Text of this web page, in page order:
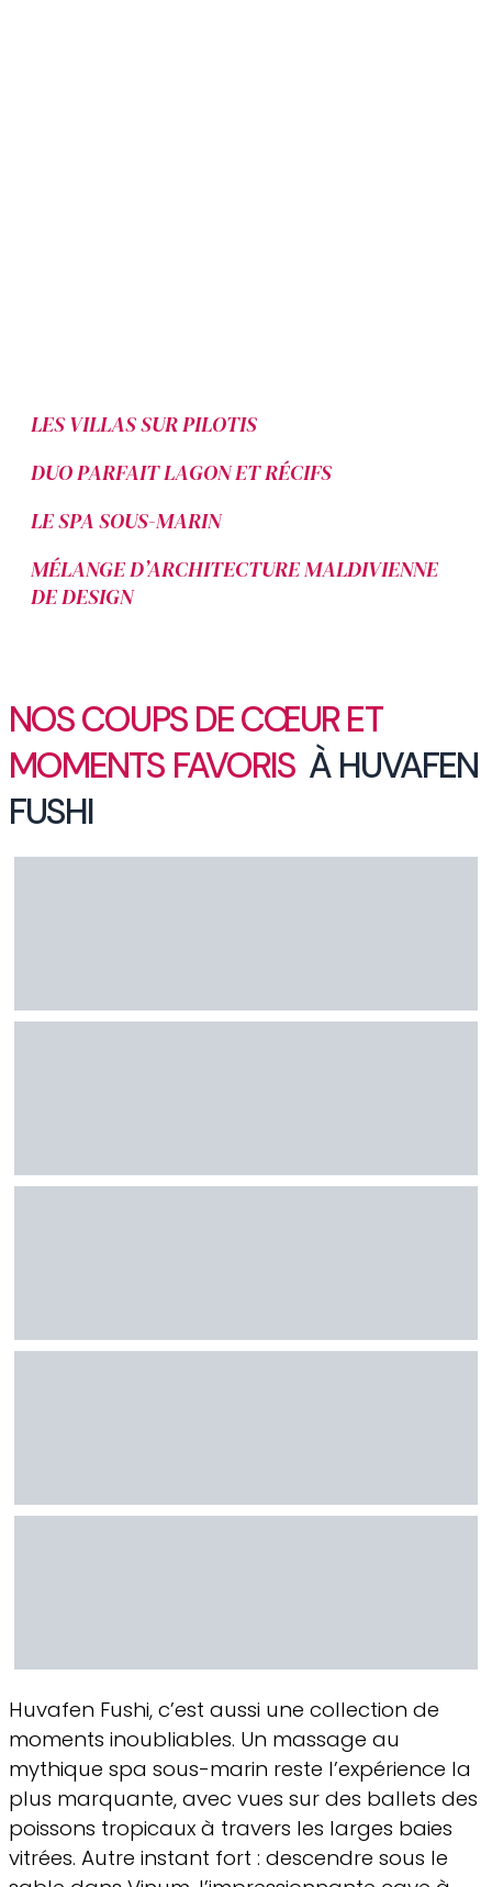
LES VILLAS SUR PILOTIS
DUO PARFAIT LAGON ET RÉCIFS
LE SPA SOUS-MARIN
MÉLANGE D’ARCHITECTURE MALDIVIENNE
DE DESIGN
NOS COUPS DE CŒUR ET
MOMENTS FAVORIS À HUVAFEN
FUSHI
Huvafen Fushi, c’est aussi une collection de
moments inoubliables. Un massage au
mythique spa sous-marin reste l’expérience la
plus marquante, avec vues sur des ballets des
poissons tropicaux à travers les larges baies
vitrées. Autre instant fort : descendre sous le